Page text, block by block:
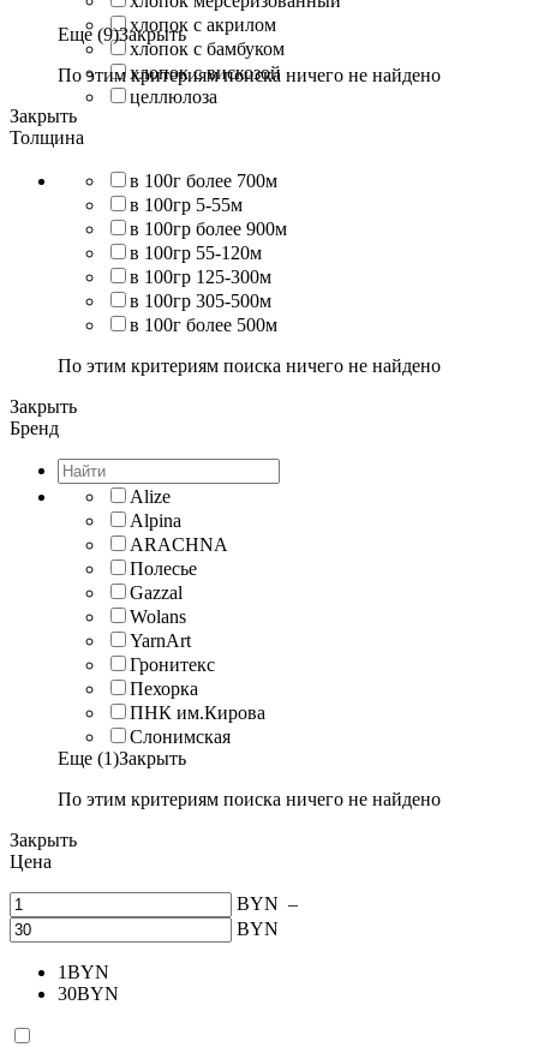
хлопок с акрилом
хлопок с бамбуком
хлопок с вискозой
целлюлоза
Еще (9)Закрыть
По этим критериям поиска ничего не найдено
Закрыть
Толщина
в 100г более 700м
в 100гр 5-55м
в 100гр более 900м
в 100гр 55-120м
в 100гр 125-300м
в 100гр 305-500м
в 100г более 500м
По этим критериям поиска ничего не найдено
Закрыть
Бренд
Alize
Alpina
ARACHNA
Полесье
Gazzal
Wolans
YarnArt
Гронитекс
Пехорка
ПНК им.Кирова
Слонимская
Еще (1)Закрыть
По этим критериям поиска ничего не найдено
Закрыть
Цена
BYN –
BYN
1BYN
30BYN